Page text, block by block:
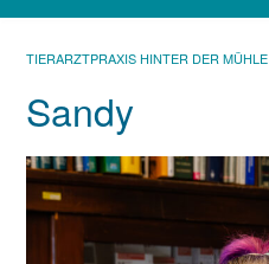
TIERARZTPRAXIS HINTER DER MÜHLE
Sandy